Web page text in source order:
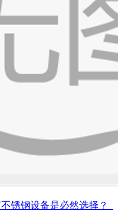
锈钢设备是必然选择？_